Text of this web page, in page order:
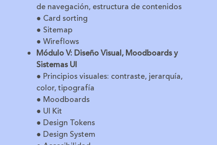
de navegación, estructura de contenidos
● Card sorting
● Sitemap
● Wireflows
Módulo V: Diseño Visual, Moodboards y
Sistemas UI
● Principios visuales: contraste, jerarquía,
color, tipografía
● Moodboards
● UI Kit
● Design Tokens
● Design System